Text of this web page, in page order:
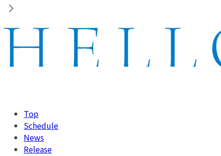
Top
Schedule
News
Release